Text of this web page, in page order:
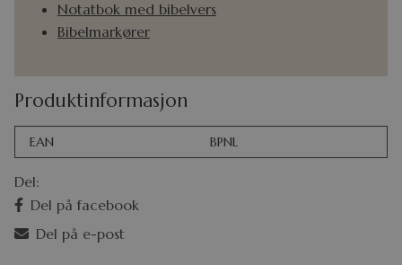
Del:
Del på facebook
Del på e-post
Notatbok med bibelvers
Bibelmarkører
Produktinformasjon
EAN BPNL